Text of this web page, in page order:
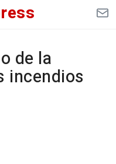
de la
incendios